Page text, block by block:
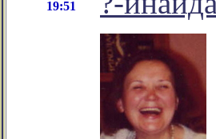
19:51